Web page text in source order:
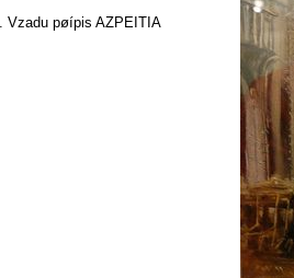
Vzadu pøípis AZPEITIA